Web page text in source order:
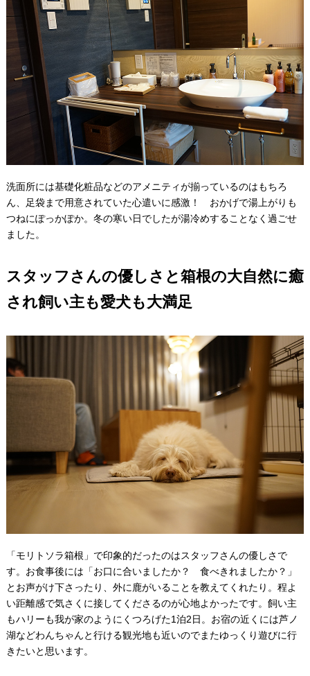
洗面所には基礎化粧品などのアメニティが揃っているのはもちろ
ん、足袋まで用意されていた心遣いに感激！ おかげで湯上がりも
つねにぽっかぽか。冬の寒い日でしたが湯冷めすることなく過ごせ
ました。
スタッフさんの優しさと箱根の大自然に癒
され飼い主も愛犬も大満足
「モリトソラ箱根」で印象的だったのはスタッフさんの優しさで
す。お食事後には「お口に合いましたか？ 食べきれましたか？」
とお声がけ下さったり、外に鹿がいることを教えてくれたり。程よ
い距離感で気さくに接してくださるのが心地よかったです。飼い主
もハリーも我が家のようにくつろげた1泊2日。お宿の近くには芦ノ
湖などわんちゃんと行ける観光地も近いのでまたゆっくり遊びに行
きたいと思います。